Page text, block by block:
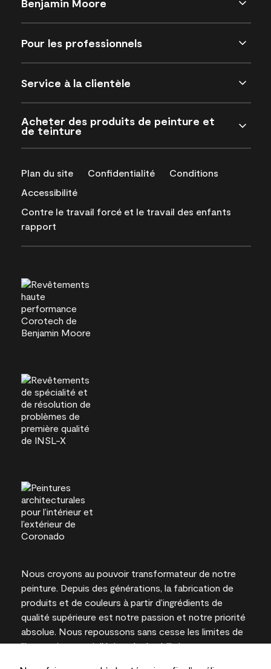
Benjamin Moore
Pour les professionnels
Service à la clientèle
Acheter des produits de peinture et
de teinture
Plan du site Confidentialité
Conditions
Accessibilité
Contre le travail forcé et le travail des enfants
rapport
Nous croyons au pouvoir transformateur de notre
peinture. Depuis des générations, la fabrication de
produits et de couleurs à partir d’ingrédients de
qualité supérieure est notre passion et notre priorité
absolue. Nous repoussons sans cesse les limites de
l’innovation et privilégions la durabilité pour